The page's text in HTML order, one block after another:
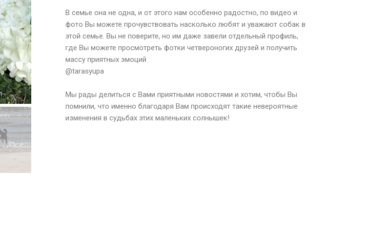
В семье она не одна, и от этого нам особенно радостно, по видео и
фото Вы можете прочувствовать насколько любят и уважают собак в
этой семье. Вы не поверите, но им даже завели отдельный профиль,
где Вы можете просмотреть фотки четвероногих друзей и получить
массу приятных эмоций
@tarasyupa
Мы рады делиться с Вами приятными новостями и хотим, чтобы Вы
помнили, что именно благодаря Вам происходят такие невероятные
изменения в судьбах этих маленьких солнышек!